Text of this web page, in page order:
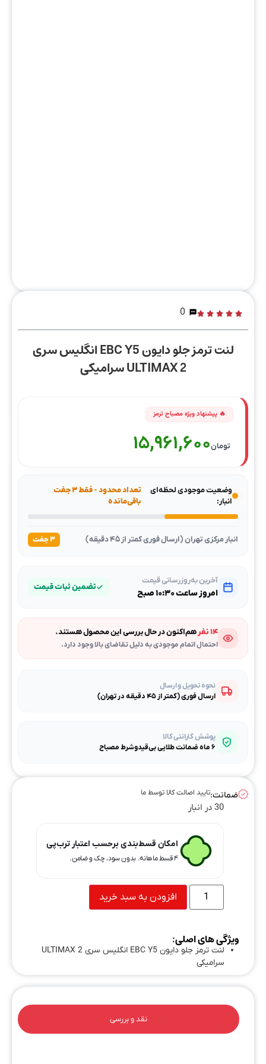
0
لنت ترمز جلو دایون EBC Y5 انگلیس سری
ULTIMAX 2 سرامیکی
تومان15,961,600
وضعیت موجودی لحظه‌ای
انبار:
تعداد محدود - فقط ۳ جفت
باقی‌مانده
انبار مرکزی تهران (ارسال فوری کمتر از ۴۵ دقیقه) ۳ جفت
آخرین به‌روزرسانی قیمت
امروز ساعت ۱۰:۳۰ صبح
تضمین ثبات قیمت
۱۴ نفر هم‌اکنون در حال بررسی این محصول هستند.
احتمال اتمام موجودی به دلیل تقاضای بالا وجود دارد.
نحوه تحویل و ارسال
ارسال فوری (کمتر از ۴۵ دقیقه در تهران)
پوشش گارانتی کالا
۶ ماه ضمانت طلایی بی‌قیدوشرط مصباح
ضمانت:تایید اصالت کالا توسط ما
30 در انبار
امکان قسط‌بندی برحسب اعتبار ترب‌پی
۴ قسط ماهانه. بدون سود، چک و ضامن.
افزودن به سبد خرید
ویژگی های اصلی:
لنت ترمز جلو دایون EBC Y5 انگلیس سری ULTIMAX 2
سرامیکی
نقد و بررسی